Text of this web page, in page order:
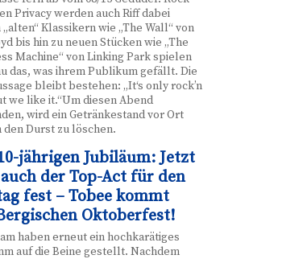
Privacy werden auch Riff dabei
„alten“ Klassikern wie „The Wall“ von
bis hin zu neuen Stücken wie „The
Machine“ von Linking Park spielen
das, was ihrem Publikum gefällt. Die
bleibt bestehen: „It‘s only rock’n
we like it.“Um diesen Abend
wird ein Getränkestand vor Ort
den Durst zu löschen.
jährigen Jubiläum: Jetzt
der Top-Act für den
fest – Tobee kommt
Oktoberfest!
haben erneut ein hochkarätiges
auf die Beine gestellt. Nachdem